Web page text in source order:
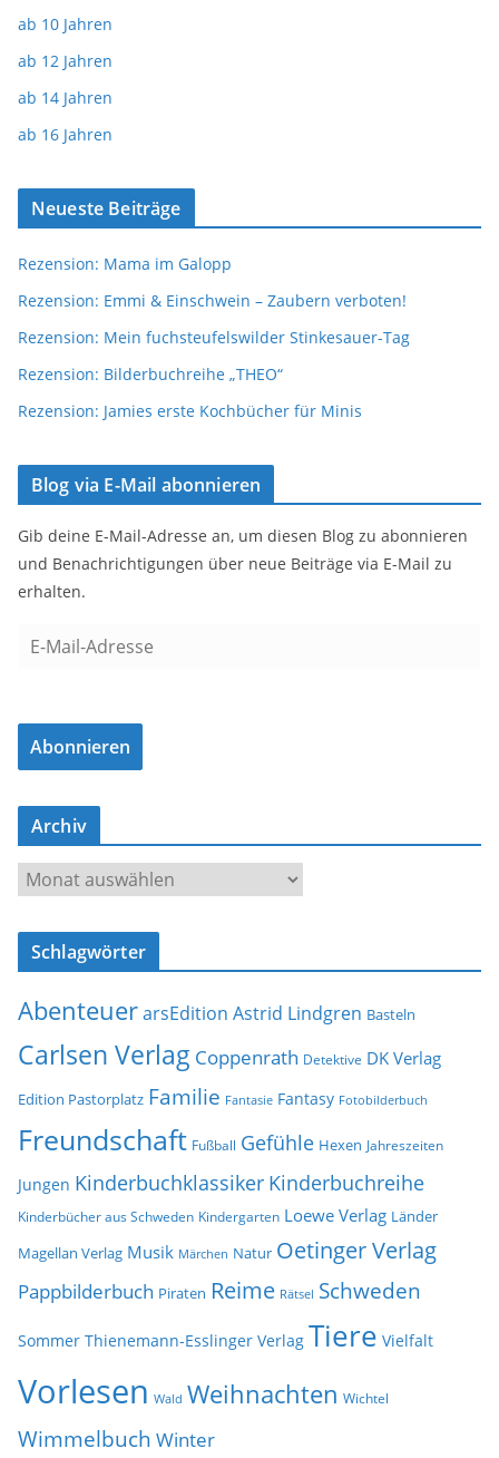
ab 10 Jahren
ab 12 Jahren
ab 14 Jahren
ab 16 Jahren
Neueste Beiträge
Rezension: Mama im Galopp
Rezension: Emmi & Einschwein – Zaubern verboten!
Rezension: Mein fuchsteufelswilder Stinkesauer-Tag
Rezension: Bilderbuchreihe „THEO“
Rezension: Jamies erste Kochbücher für Minis
Blog via E-Mail abonnieren
Gib deine E-Mail-Adresse an, um diesen Blog zu abonnieren
und Benachrichtigungen über neue Beiträge via E-Mail zu
erhalten.
a
l
-
d
s
e
Abonnieren
Archiv
r
c
v
Schlagwörter
AbenteuerarsEdition Astrid Lindgren Basteln
Carlsen Verlag Coppenrath Detektive DK Verlag
Edition Pastorplatz Familie Fantasie Fantasy Fotobilderbuch
Freundschaft Fußball Gefühle Hexen Jahreszeiten
Jungen Kinderbuchklassiker Kinderbuchreihe
Kinderbücher aus Schweden Kindergarten Loewe Verlag Länder
Magellan Verlag Musik Märchen Natur Oetinger Verlag
Pappbilderbuch Piraten Reime Rätsel Schweden
Sommer Thienemann-Esslinger Verlag Tiere Vielfalt
Vorlesen Wald Weihnachten Wichtel
Wimmelbuch Winter